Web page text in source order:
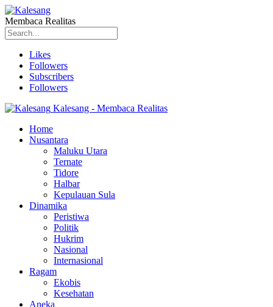
Membaca Realitas
Likes
Followers
Subscribers
Followers
Kalesang - Membaca Realitas
Home
Nusantara
Maluku Utara
Ternate
Tidore
Halbar
Kepulauan Sula
Dinamika
Peristiwa
Politik
Hukrim
Nasional
Internasional
Ragam
Ekobis
Kesehatan
Aneka